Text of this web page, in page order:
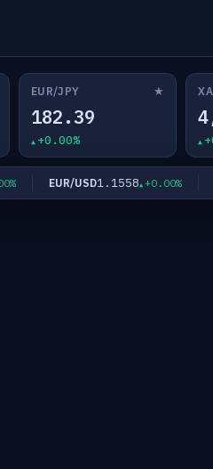
EUR/JPY ★
182.39
+0.00%
EUR/USD1.1558 +0.00%